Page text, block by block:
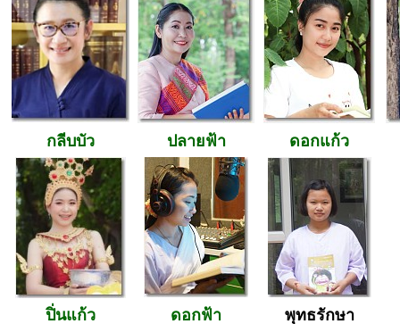
กลีบบัว ปลายฟ้า ดอกแก้ว
ปิ่นแก้ว ดอกฟ้า พุทธรักษา